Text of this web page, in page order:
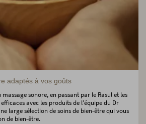
adaptés à vos goûts
sonore, en passant par le Rasul et les
avec les produits de l'équipe du Dr
large sélection de soins de bien-être qui vous
de bien-être.